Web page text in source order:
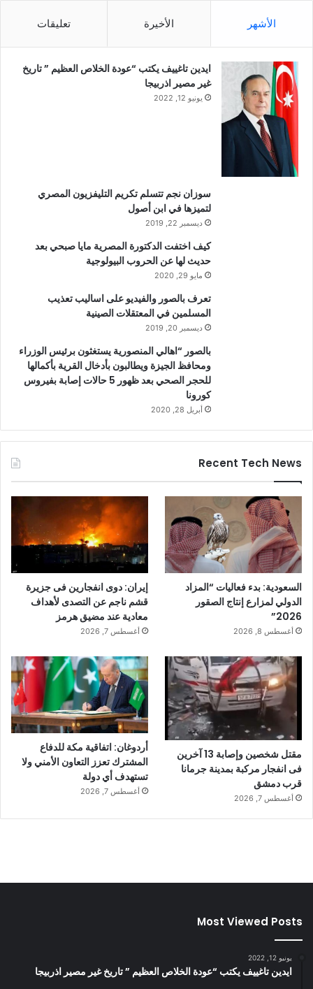
الأشهر الأخيرة تعليقات
ايدين تاغييف يكتب “عودة الخلاص العظيم ” تاريخ
غير مصير اذربيجا
يونيو 12, 2022
سوزان نجم تتسلم تكريم التليفزيون المصري
لتميزها في ابن أصول
ديسمبر 22, 2019
كيف اختفت الدكتورة المصرية مايا صبحي بعد
حديث لها عن الحروب البيولوجية
مايو 29, 2020
تعرف بالصور والفيديو على اساليب تعذيب
المسلمين في المعتقلات الصينية
ديسمبر 20, 2019
بالصور “اهالي المنصورية يستغثون برئيس الوزراء
ومحافظ الجيزة ويطالبون بأدخال القرية بأكمالها
للحجر الصحي بعد ظهور 5 حالات إصابة بفيروس
كورونا
أبريل 28, 2020
Recent Tech News
السعودية: بدء فعاليات “المزاد
الدولي لمزارع إنتاج الصقور
2026”
أغسطس 8, 2026
إيران: دوى انفجارين فى جزيرة
قشم ناجم عن التصدى لأهداف
معادية عند مضيق هرمز
أغسطس 7, 2026
مقتل شخصين وإصابة 13 آخرين
فى انفجار مركبة بمدينة جرمانا
قرب دمشق
أغسطس 7, 2026
أردوغان: اتفاقية مكة للدفاع
المشترك تعزز التعاون الأمني ولا
تستهدف أي دولة
أغسطس 7, 2026
Most Viewed Posts
يونيو 12, 2022
ايدين تاغييف يكتب “عودة الخلاص العظيم ” تاريخ غير مصير اذربيجا